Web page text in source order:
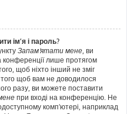
ім’я і пароль?
Запам'ятати мене, ви
конференції лише протягом
щоб ніхто інший не зміг
щоб вам не доводилося
разу, ви можете поставити
при вході на конференцію. Не
комп'ютері, наприклад